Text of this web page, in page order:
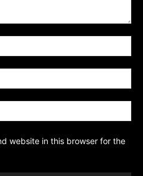
website in this browser for the